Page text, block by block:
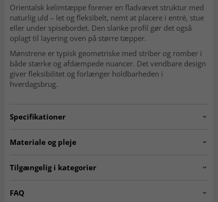
Orientalsk kelimtæppe forener en fladvævet struktur med
naturlig uld – let og fleksibelt, nemt at placere i entré, stue
eller under spisebordet. Den slanke profil gør det også
oplagt til layering oven på større tæpper.
Mønstrene er typisk geometriske med striber og romber i
både stærke og afdæmpede nuancer. Det vendbare design
giver fleksibilitet og forlænger holdbarheden i
hverdagsbrug.
Specifikationer
Vævning
Materiale og pleje
Materiale
Uld
Tilgængelig i kategorier
FAQ